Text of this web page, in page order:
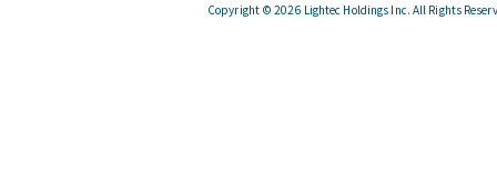
Copyright © 2026 Lightec Holdings Inc. All Rights